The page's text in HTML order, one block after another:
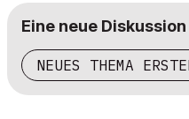
Eine neue
NEUES THEMA